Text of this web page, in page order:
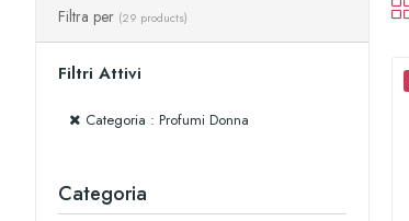
Filtra per (29 products)
Filtri Attivi
Categoria : Profumi Donna
Categoria